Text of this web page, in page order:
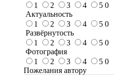
1
2 3 4 5 0
Актуальность
1
2 3 4 5 0
Развёрнутость
1
2 3 4 5 0
Фотография
1
2 3 4 5 0
Пожелания автору